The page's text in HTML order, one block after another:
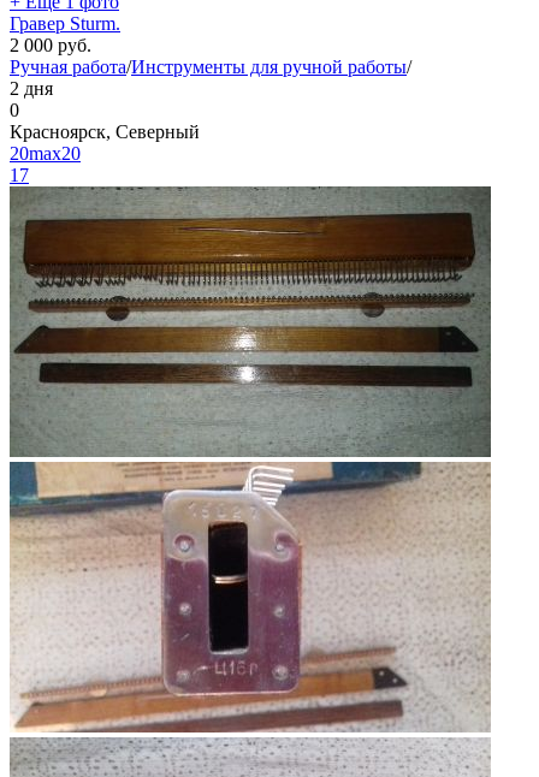
Гравер Sturm.
2 000 руб.
Ручная работа/Инструменты для ручной работы/
2 дня
0
Красноярск, Северный
20max20
17